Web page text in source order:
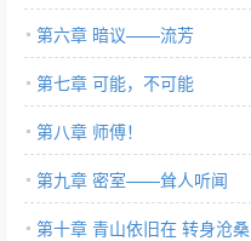
第六章 暗议——流芳
第七章 可能，不可能
第八章 师傅！
第九章 密室——耸人听闻
第十章 青山依旧在 转身沧桑